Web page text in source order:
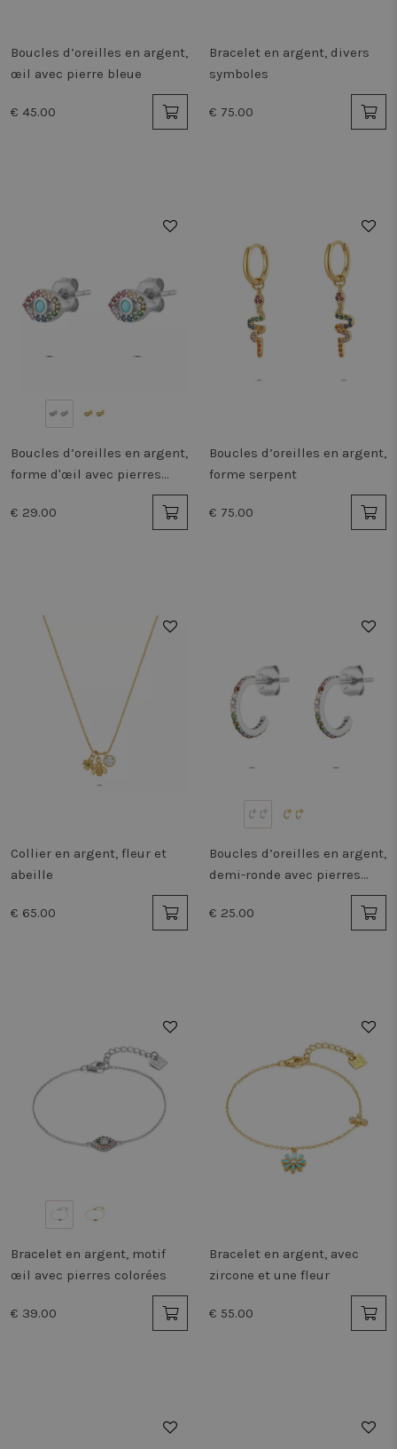
Boucles d’oreilles en argent,
œil avec pierre bleue
€ 45.00
Bracelet en argent, divers
symboles
€ 75.00
Boucles d’oreilles en argent,
forme d'œil avec pierres
€ 29.00
Boucles d’oreilles en argent,
forme serpent
€ 75.00
Collier en argent, fleur et
abeille
€ 65.00
Boucles d’oreilles en argent,
demi-ronde avec pierres
€ 25.00
Bracelet en argent, motif
œil avec pierres colorées
€ 39.00
Bracelet en argent, avec
zircone et une fleur
€ 55.00